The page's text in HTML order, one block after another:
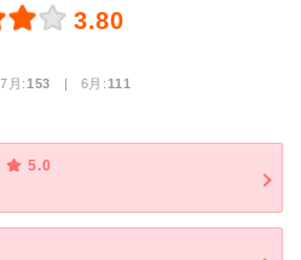
3.80
月:153 | 6月:111
5.0